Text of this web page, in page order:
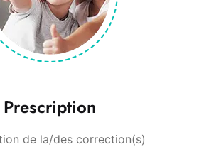
Prescription
de la/des correction(s)